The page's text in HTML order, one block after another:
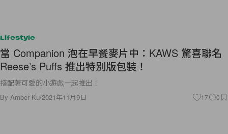
Lifestyle
當 Companion 泡在早餐麥片中：KAWS 驚喜聯名
Reese’s Puffs 推出特別版包裝！
搭配著可愛的小遊戲一起推出！
By Amber Ku/2021年11月9日 17 0